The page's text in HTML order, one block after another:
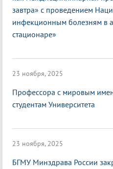
завтра» с проведением
инфекционным болезням в
стационаре»
23 ноября, 2025
Профессора с мировым
студентам Университета
23 ноября, 2025
БГМУ Минздрава России